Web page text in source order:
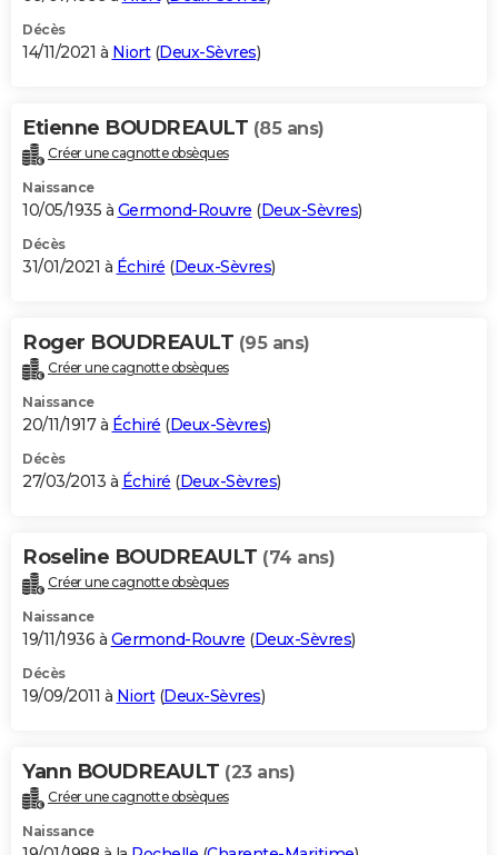
Décès
14/11/2021 à Niort(Deux-Sèvres)
Etienne BOUDREAULT (85 ans)
Créer une cagnotte obsèques
Naissance
10/05/1935 à Germond-Rouvre (Deux-Sèvres)
Décès
31/01/2021 à Échiré (Deux-Sèvres)
Roger BOUDREAULT (95 ans)
Créer une cagnotte obsèques
Naissance
20/11/1917 à Échiré (Deux-Sèvres)
Décès
27/03/2013 à Échiré (Deux-Sèvres)
Roseline BOUDREAULT (74 ans)
Créer une cagnotte obsèques
Naissance
19/11/1936 à Germond-Rouvre (Deux-Sèvres)
Décès
19/09/2011 à Niort(Deux-Sèvres)
Yann BOUDREAULT (23 ans)
Créer une cagnotte obsèques
Naissance